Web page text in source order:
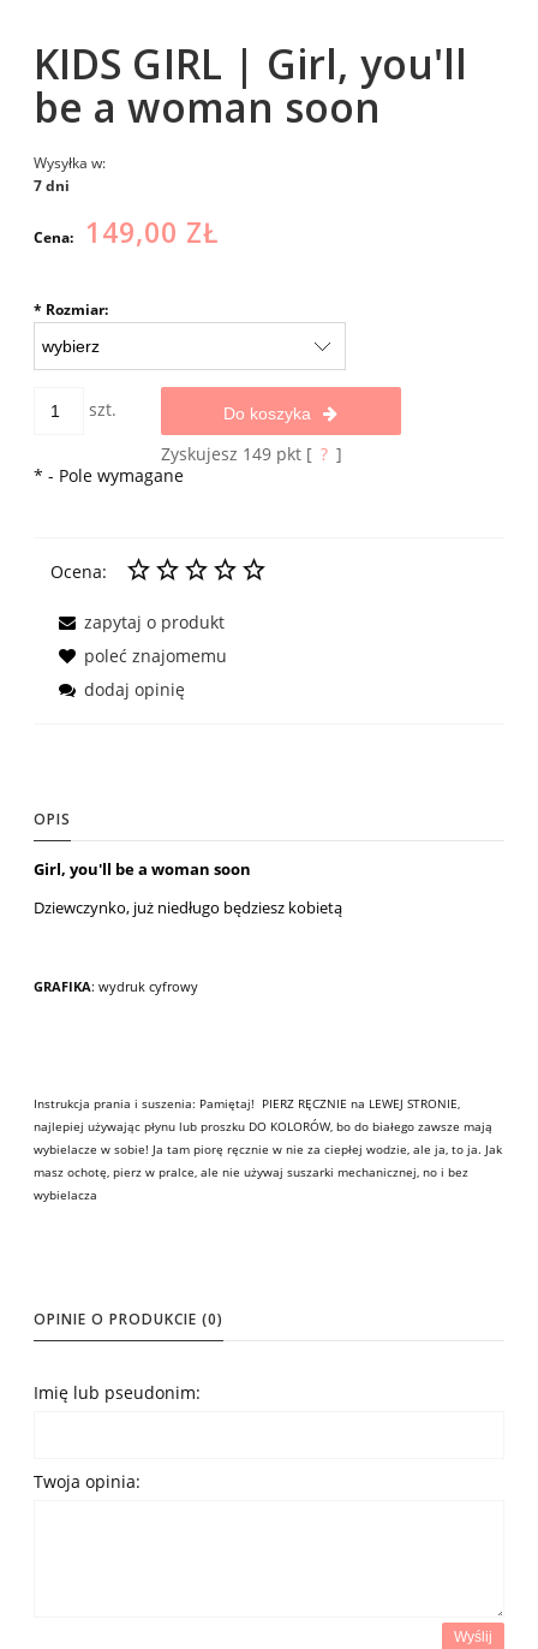
KIDS GIRL | Girl, you'll
be a woman soon
Wysyłka w:
7 dni
Cena: 149,00 ZŁ
* Rozmiar:
szt. Do koszyka
Zyskujesz 149pkt [ ? ]
* - Pole wymagane
Ocena:
zapytaj o produkt
poleć znajomemu
dodaj opinię
OPIS
Girl, you'll be a woman soon
Dziewczynko, już niedługo będziesz kobietą
GRAFIKA: wydruk cyfrowy
Instrukcja prania i suszenia: Pamiętaj! PIERZ RĘCZNIE na LEWEJ STRONIE,
najlepiej używając płynu lub proszku DO KOLORÓW, bo do białego zawsze mają
wybielacze w sobie! Ja tam piorę ręcznie w nie za ciepłej wodzie, ale ja, to ja. Jak
masz ochotę, pierz w pralce, ale nie używaj suszarki mechanicznej, no i bez
wybielacza
OPINIE O PRODUKCIE (0)
Imię lub pseudonim:
Twoja opinia:
Wyślij